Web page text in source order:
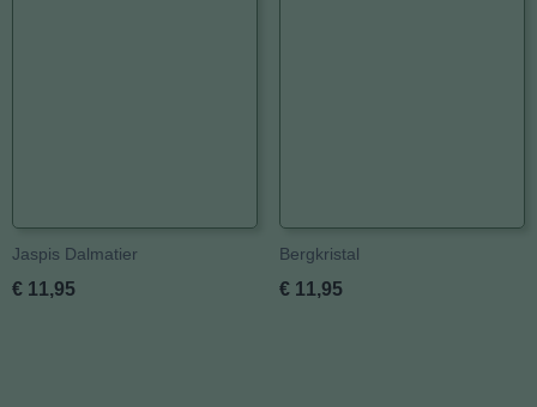
Jaspis Dalmatier
€ 11,95
Bergkristal
€ 11,95